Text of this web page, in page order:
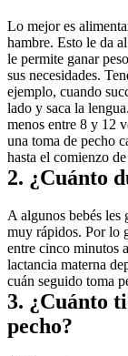
Lo mejor es
hambre. Esto le da
le permite ganar
sus necesidades.
ejemplo, cuando
lado y saca la
menos entre 8 y 12
una toma de pecho
hasta el comienzo
2. ¿Cuánto
A algunos bebés les
muy rápidos. Por lo
entre cinco minutos
lactancia materna
cuán seguido toma
3. ¿Cuánto
pecho?